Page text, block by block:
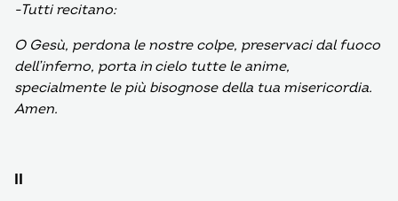
-Tutti recitano:
O Gesù, perdona le nostre colpe, preservaci dal fuoco
dell’inferno, porta in cielo tutte le anime,
specialmente le più bisognose della tua misericordia.
Amen.
II